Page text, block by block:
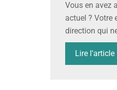
Vous en avez
actuel ? Votre
direction qui
Lire l'article